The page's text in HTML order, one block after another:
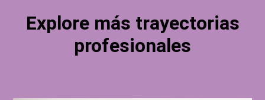
Explore más trayectorias
profesionales